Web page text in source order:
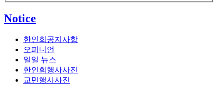
Notice
한인회공지사항
오피니언
일일 뉴스
한인회행사사진
교민행사사진